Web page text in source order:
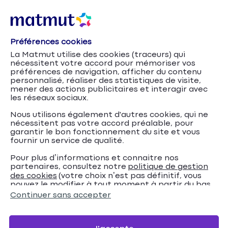
Accueil Assurance Moto Conseils
Moto en été : rouler
en sécurité en cas de forte chaleur
Moto en été : rouler en
Préférences cookies
La Matmut utilise des cookies (traceurs) qui
nécessitent votre accord pour mémoriser vos
préférences de navigation, afficher du contenu
personnalisé, réaliser des statistiques de visite,
mener des actions publicitaires et interagir avec
les réseaux sociaux.
Nous utilisons également d'autres cookies, qui ne
nécessitent pas votre accord préalable, pour
garantir le bon fonctionnement du site et vous
fournir un service de qualité.
Pour plus d’informations et connaitre nos
partenaires, consultez notre politique de gestion
des cookies (votre choix n’est pas définitif, vous
pouvez le modifier à tout moment à partir du bas
de page de notre site).
Continuer sans accepter